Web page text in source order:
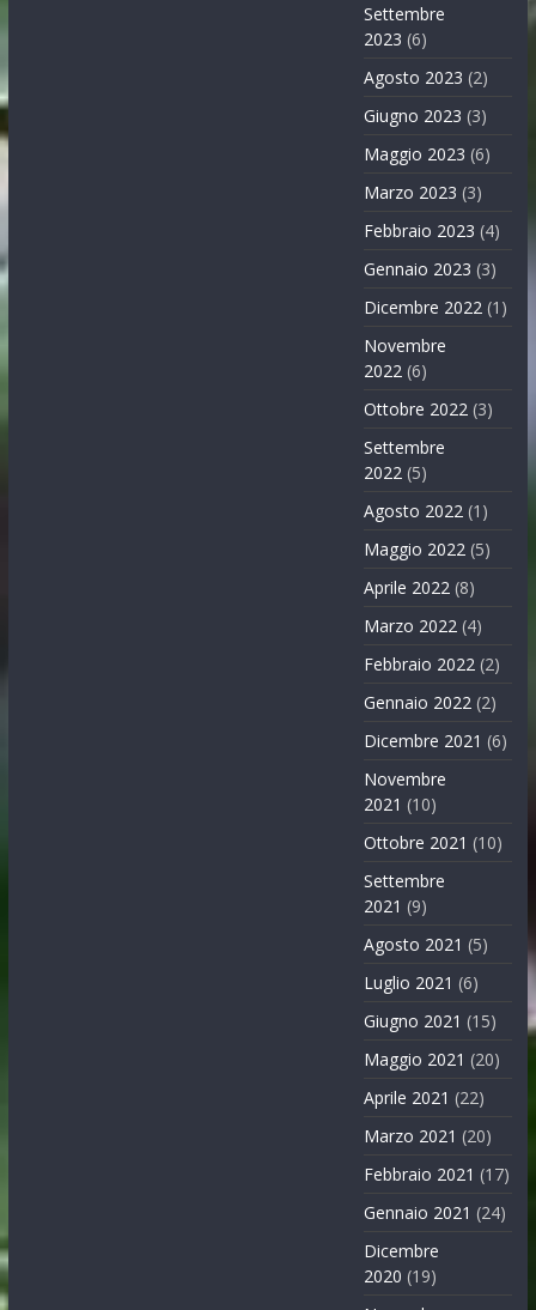
Settembre
2023 (6)
Agosto 2023 (2)
Giugno 2023 (3)
Maggio 2023 (6)
Marzo 2023 (3)
Febbraio 2023 (4)
Gennaio 2023 (3)
Dicembre 2022 (1)
Novembre
2022 (6)
Ottobre 2022 (3)
Settembre
2022 (5)
Agosto 2022 (1)
Maggio 2022 (5)
Aprile 2022 (8)
Marzo 2022 (4)
Febbraio 2022 (2)
Gennaio 2022 (2)
Dicembre 2021 (6)
Novembre
2021 (10)
Ottobre 2021 (10)
Settembre
2021 (9)
Agosto 2021 (5)
Luglio 2021 (6)
Giugno 2021 (15)
Maggio 2021 (20)
Aprile 2021 (22)
Marzo 2021 (20)
Febbraio 2021 (17)
Gennaio 2021 (24)
Dicembre
2020 (19)